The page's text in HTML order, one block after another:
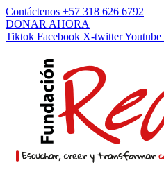
Contáctenos +57 318 626 6792
DONAR AHORA
Tiktok Facebook X-twitterYoutube